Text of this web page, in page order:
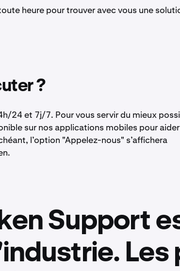
heure pour trouver avec vous une
?
24 et 7j/7. Pour vous servir du mieux
sur nos applications mobiles pour
l’option "Appelez-nous" s’affichera
Support
Les